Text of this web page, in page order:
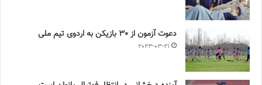
دعوت آزمون از 30 بازیکن به اردوی تیم ملی
2023-03-21